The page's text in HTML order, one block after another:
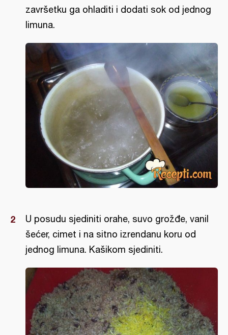
završetku ga ohladiti i dodati sok od jednog
limuna.
U posudu sjediniti orahe, suvo grožđe, vanil
šećer, cimet i na sitno izrendanu koru od
jednog limuna. Kašikom sjediniti.